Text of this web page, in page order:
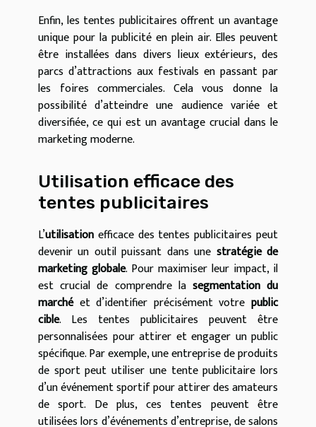
Enfin, les tentes publicitaires offrent un avantage
unique pour la publicité en plein air. Elles peuvent
être installées dans divers lieux extérieurs, des
parcs d’attractions aux festivals en passant par
les foires commerciales. Cela vous donne la
possibilité d’atteindre une audience variée et
diversifiée, ce qui est un avantage crucial dans le
marketing moderne.
Utilisation efficace des
tentes publicitaires
L’utilisation efficace des tentes publicitaires peut
devenir un outil puissant dans une stratégie de
marketing globale. Pour maximiser leur impact, il
est crucial de comprendre la segmentation du
marchéet d’identifier précisément votre public
cible. Les tentes publicitaires peuvent être
personnalisées pour attirer et engager un public
spécifique. Par exemple, une entreprise de produits
de sport peut utiliser une tente publicitaire lors
d’un événement sportif pour attirer des amateurs
de sport. De plus, ces tentes peuvent être
utilisées lors d’événements d’entreprise, de salons